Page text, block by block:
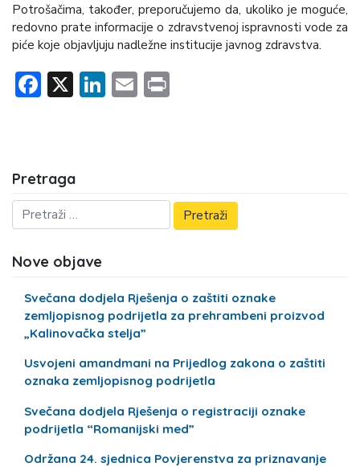
Potrošačima, također, preporučujemo da, ukoliko je moguće,
redovno prate informacije o zdravstvenoj ispravnosti vode za
piće koje objavljuju nadležne institucije javnog zdravstva.
Facebook
X LinkedIn
Email
Pretraga
Nove objave
Svečana dodjela Rješenja o zaštiti oznake
zemljopisnog podrijetla za prehrambeni proizvod
„Kalinovačka stelja”
Usvojeni amandmani na Prijedlog zakona o zaštiti
oznaka zemljopisnog podrijetla
Svečana dodjela Rješenja o registraciji oznake
podrijetla “Romanijski med”
Održana 24. sjednica Povjerenstva za priznavanje